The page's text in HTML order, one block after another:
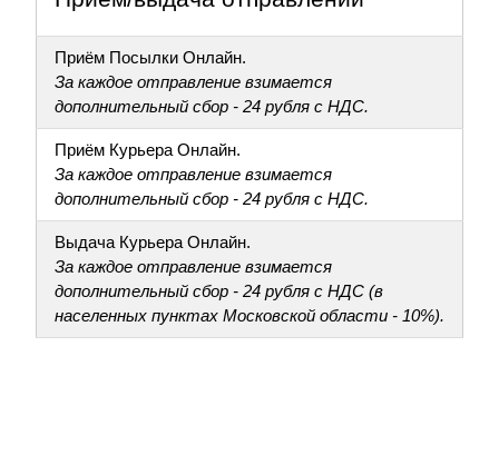
Приём Посылки Онлайн.
За каждое отправление взимается
дополнительный сбор - 24 рубля с НДС.
Приём Курьера Онлайн.
За каждое отправление взимается
дополнительный сбор - 24 рубля с НДС.
Выдача Курьера Онлайн.
За каждое отправление взимается
дополнительный сбор - 24 рубля с НДС (в
населенных пунктах Московской области - 10%).